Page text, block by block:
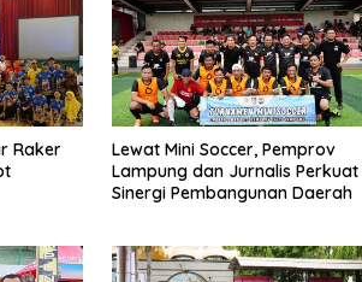
Raker
Lewat Mini Soccer, Pemprov
Lampung dan Jurnalis Perkuat
Sinergi Pembangunan Daerah